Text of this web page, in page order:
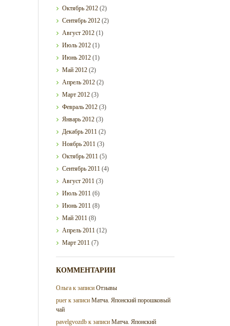
Октябрь2012 (2)
Сентябрь2012 (2)
Август2012 (1)
Июль2012 (1)
Июнь2012 (1)
Май2012 (2)
Апрель2012 (2)
Март2012 (3)
Февраль2012 (3)
Январь2012 (3)
Декабрь2011 (2)
Ноябрь2011 (3)
Октябрь2011 (5)
Сентябрь2011 (4)
Август2011 (3)
Июль2011 (6)
Июнь2011 (8)
Май2011 (8)
Апрель2011 (12)
Март2011 (7)
КОММЕНТАРИИ
Ольга к записиОтзывы
puer к записиМатча. Японский порошковый
чай
pavelgvozdb к записиМатча. Японский